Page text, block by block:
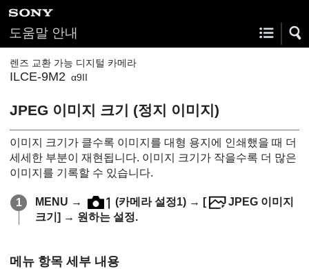
도움말 안내
렌즈 교환 가능 디지털 카메라
ILCE-9M2 α9II
JPEG 이미지 크기 (정지 이미지)
이미지 크기가 클수록 이미지를 대형 용지에 인쇄했을 때 더
세세한 부분이 재현됩니다. 이미지 크기가 작을수록 더 많은
이미지를 기록할 수 있습니다.
MENU → (카메라 설정1) → [
JPEG 이미지
크기] → 원하는 설정.
메뉴 항목 세부 내용